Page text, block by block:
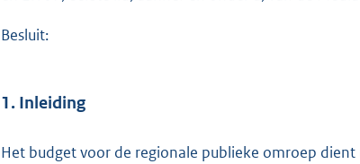
Besluit:
1. Inleiding
Het budget voor de regionale publieke omroep